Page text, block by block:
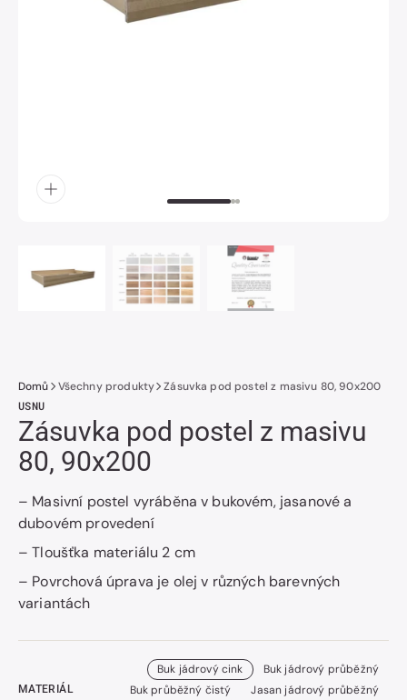
Domů Všechny produkty
Zásuvka pod postel z masivu 80, 90x200
USNU
Zásuvka pod postel z masivu
80, 90x200
– Masivní postel vyráběna v bukovém, jasanové a
dubovém provedení
– Tloušťka materiálu 2 cm
– Povrchová úprava je olej v různých barevných
variantách
MATERIÁL
Buk jádrový cink
Buk jádrový průběžný
Buk průběžný čistý
Jasan jádrový průběžný